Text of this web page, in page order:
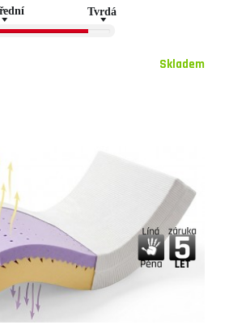
Skladem